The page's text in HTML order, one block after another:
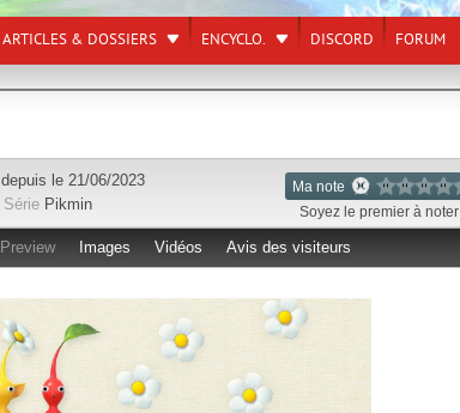
ARTICLES & DOSSIERS ENCYCLO. DISCORD FORUM
Ma note
Soyez le premier à noter
depuis le 21/06/2023
Série Pikmin
Preview Images Vidéos Avis des visiteurs